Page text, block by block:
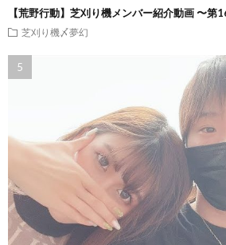
【荒野行動】芝刈り機メンバー紹介動画 〜第
芝刈り機〆夢幻